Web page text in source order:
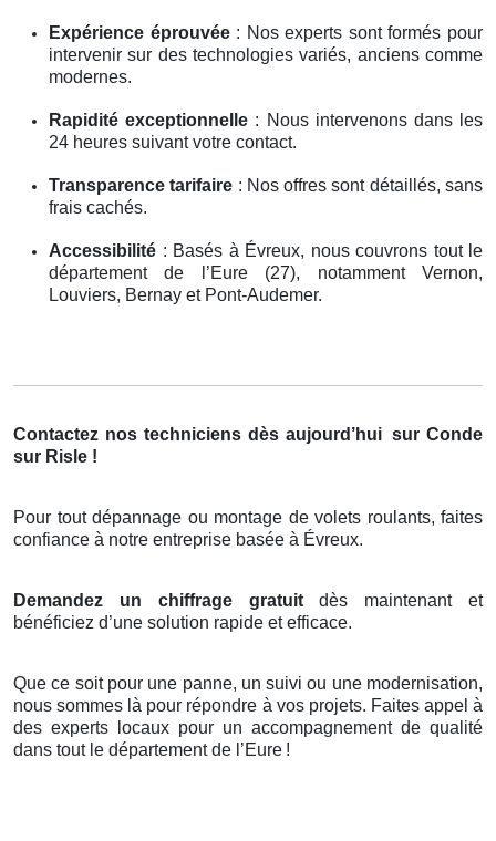
Expérience éprouvée: Nos experts sont formés pour
intervenir sur des technologies variés, anciens comme
modernes.
Rapidité exceptionnelle : Nous intervenons dans les
24 heures suivant votre contact.
Transparence tarifaire : Nos offres sont détaillés, sans
frais cachés.
Accessibilité : Basés à Évreux, nous couvrons tout le
département de l’Eure (27), notamment Vernon,
Louviers, Bernay et Pont-Audemer.
Contactez nos techniciens dès aujourd’hui sur Conde
sur Risle !
Pour tout dépannage ou montage de volets roulants, faites
confiance à notre entreprise basée à Évreux.
Demandez un chiffrage gratuitdès maintenant et
bénéficiez d’une solution rapide et efficace.
Que ce soit pour une panne, un suivi ou une modernisation,
nous sommes là pour répondre à vos projets. Faites appel à
des experts locaux pour un accompagnement de qualité
dans tout le département de l’Eure !